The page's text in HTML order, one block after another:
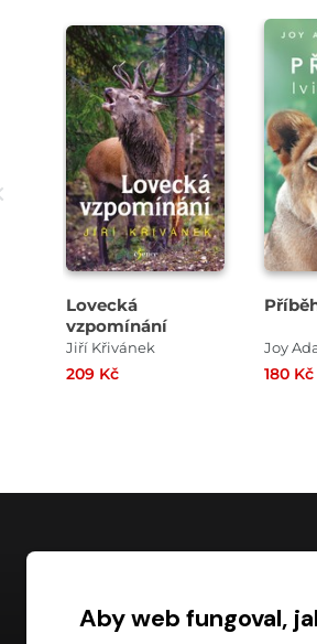
Lovecká
vzpomínání
Jiří Křivánek
209 Kč
Joy
180 Kč
Aby web fungoval,